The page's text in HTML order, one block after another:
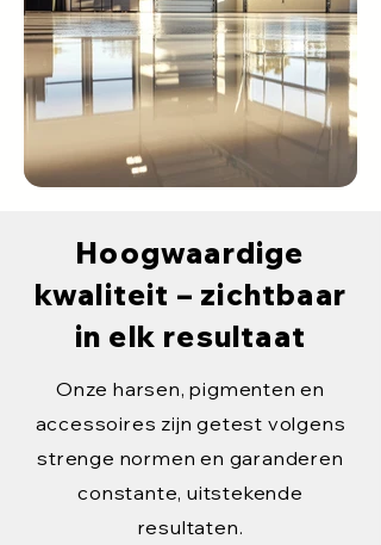
Hoogwaardige
kwaliteit – zichtbaar
in elk resultaat
Onze harsen, pigmenten en
accessoires zijn getest volgens
strenge normen en garanderen
constante, uitstekende
resultaten.